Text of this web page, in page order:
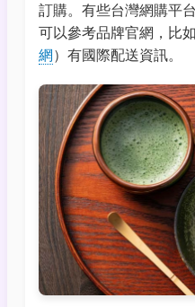
訂購。有些台灣網購平
可以參考品牌官網，比
網）有國際配送資訊。